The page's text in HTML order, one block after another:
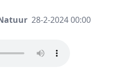
28-2-2024 00:00